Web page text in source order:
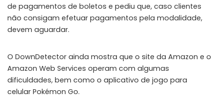
de pagamentos de boletos e pediu que, caso clientes
não consigam efetuar pagamentos pela modalidade,
devem aguardar.
O DownDetector ainda mostra que o site da Amazon e o
Amazon Web Services operam com algumas
dificuldades, bem como o aplicativo de jogo para
celular Pokémon Go.